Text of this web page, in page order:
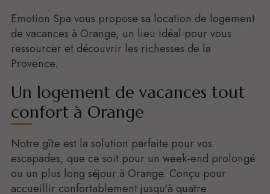
Emotion Spa vous propose sa location de logement
de vacances à Orange, un lieu idéal pour vous
ressourcer et découvrir les richesses de la
Provence.
Un logement de vacances tout
confort à Orange
Notre gîte est la solution parfaite pour vos
escapades, que ce soit pour un week-end prolongé
ou un plus long séjour à Orange. Conçu pour
accueillir confortablement jusqu'à quatre